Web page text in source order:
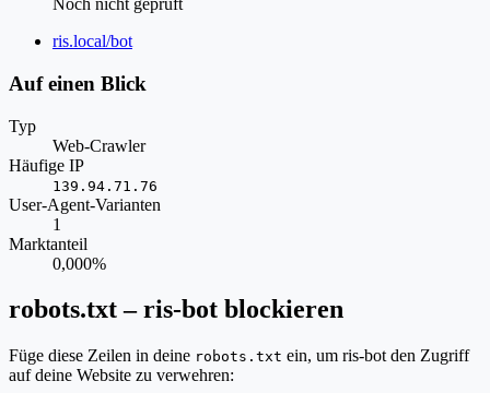
Noch nicht geprüft
Website
ris.local/bot
Auf einen Blick
Typ
Web-Crawler
Häufige IP
139.94.71.76
User-Agent-Varianten
1
Marktanteil
0,000%
robots.txt – ris-bot blockieren
Füge diese Zeilen in deine robots.txt ein, um ris-bot den Zugriff
auf deine Website zu verwehren: